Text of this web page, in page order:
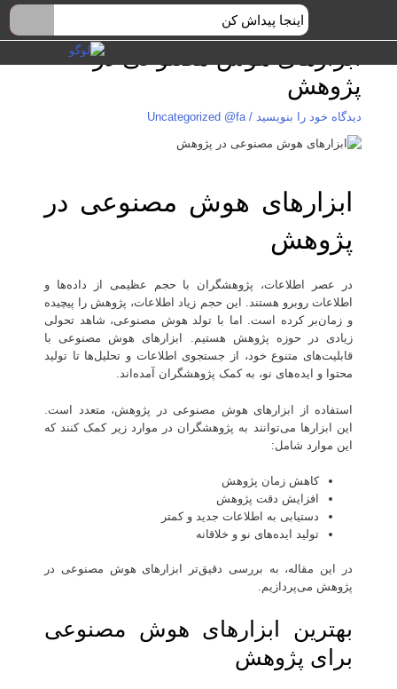
محتوا
ابزارهای هوش مصنوعی در
پژوهش
دیدگاه‌ خود را بنویسید /
Uncategorized @fa
ابزارهای هوش مصنوعی در
پژوهش
در عصر اطلاعات، پژوهشگران با حجم عظیمی از داده‌ها و
اطلاعات روبرو هستند. این حجم زیاد اطلاعات، پژوهش را پیچیده
و زمان‌بر کرده است. اما با تولد هوش مصنوعی، شاهد تحولی
زیادی در حوزه پژوهش هستیم. ابزارهای هوش مصنوعی با
قابلیت‌های متنوع خود، از جستجوی اطلاعات و تحلیل‌ها تا تولید
محتوا و ایده‌های نو، به کمک پژوهشگران آمده‌اند.
استفاده از ابزارهای هوش مصنوعی در پژوهش، متعدد است.
این ابزارها می‌توانند به پژوهشگران در موارد زیر کمک کنند که
این موارد شامل:
کاهش زمان پژوهش
افزایش دقت پژوهش
دستیابی به اطلاعات جدید و کمتر
تولید ایده‌های نو و خلاقانه
در این مقاله، به بررسی دقیق‌تر ابزارهای هوش مصنوعی در
پژوهش می‌پردازیم.
بهترین ابزارهای هوش مصنوعی
برای پژوهش